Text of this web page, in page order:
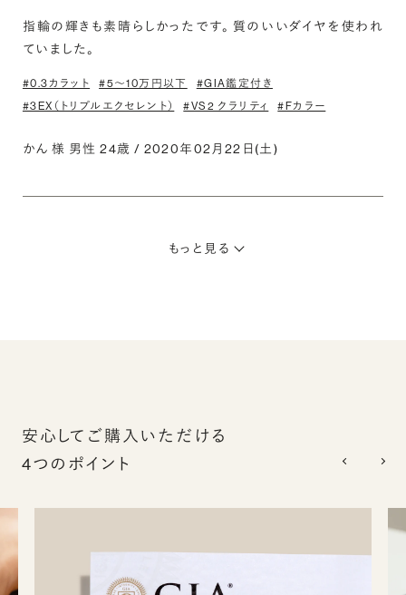
指輪の輝きも素晴らしかったです。 質のいいダイヤを使われ
ていました。
#0.3カラット #5〜10万円以下
#GIA鑑定付き
#3EX（トリプルエクセレント）
#VS2 クラリティ #Fカラー
かん 様 男性 24歳 / 2020年02月22日(土)
もっと見る
安心してご購入いただける
4つのポイント